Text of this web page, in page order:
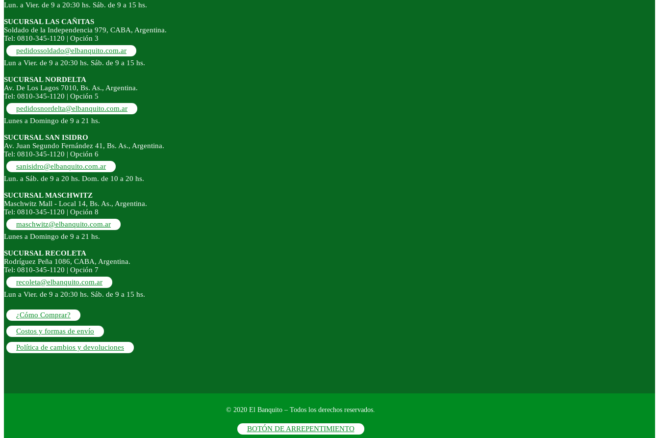
Lun. a Vier. de 9 a 20:30 hs. Sáb. de 9 a 15 hs.
SUCURSAL LAS CAÑITAS
Soldado de la Independencia 979, CABA, Argentina.
Tel: 0810-345-1120 | Opción 3
pedidossoldado@elbanquito.com.ar
Lun a Vier. de 9 a 20:30 hs. Sáb. de 9 a 15 hs.
SUCURSAL NORDELTA
Av. De Los Lagos 7010, Bs. As., Argentina.
Tel: 0810-345-1120 | Opción 5
pedidosnordelta@elbanquito.com.ar
Lunes a Domingo de 9 a 21 hs.
SUCURSAL SAN ISIDRO
Av. Juan Segundo Fernández 41, Bs. As., Argentina.
Tel: 0810-345-1120 | Opción 6
sanisidro@elbanquito.com.ar
Lun. a Sáb. de 9 a 20 hs. Dom. de 10 a 20 hs.
SUCURSAL MASCHWITZ
Maschwitz Mall - Local 14, Bs. As., Argentina.
Tel: 0810-345-1120 | Opción 8
maschwitz@elbanquito.com.ar
Lunes a Domingo de 9 a 21 hs.
SUCURSAL RECOLETA
Rodríguez Peña 1086, CABA, Argentina.
Tel: 0810-345-1120 | Opción 7
recoleta@elbanquito.com.ar
Lun a Vier. de 9 a 20:30 hs. Sáb. de 9 a 15 hs.
¿Cómo Comprar?
Costos y formas de envío
Política de cambios y devoluciones
© 2020 El Banquito – Todos los derechos reservados.
BOTÓN DE ARREPENTIMIENTO